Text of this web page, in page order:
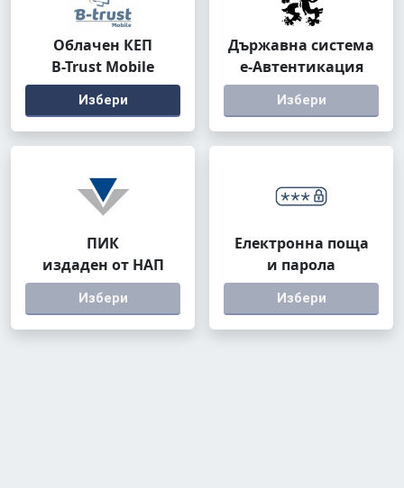
Облачен КЕП
B-Trust Mobile
Избери
Държавна система
е-Автентикация
Избери
ПИК
издаден от НАП
Избери
Електронна поща
и парола
Избери